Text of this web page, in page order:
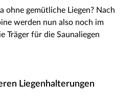
ohne gemütliche Liegen? Nach
werden nun also noch im
Träger für die Saunaliegen
Liegenhalterungen